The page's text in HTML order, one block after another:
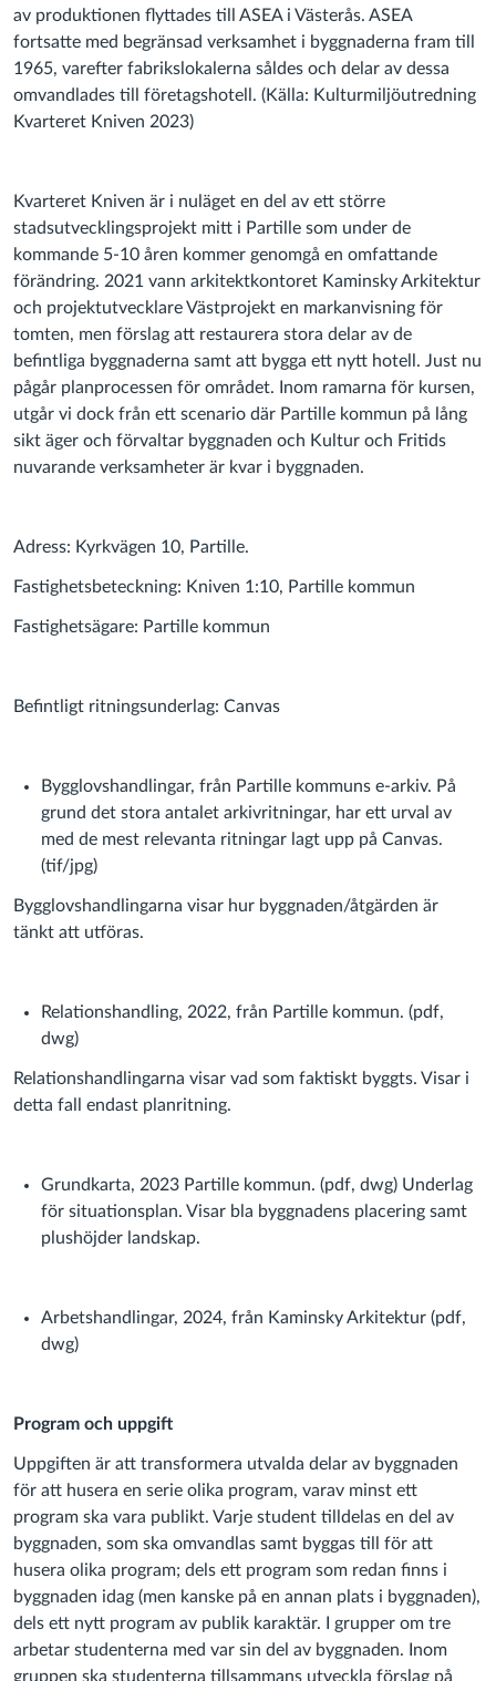
av produktionen flyttades till ASEA i Västerås. ASEA
fortsatte med begränsad verksamhet i byggnaderna fram till
1965, varefter fabrikslokalerna såldes och delar av dessa
omvandlades till företagshotell. (Källa: Kulturmiljöutredning
Kvarteret Kniven 2023)
Kvarteret Kniven är i nuläget en del av ett större
stadsutvecklingsprojekt mitt i Partille som under de
kommande 5-10 åren kommer genomgå en omfattande
förändring. 2021 vann arkitektkontoret Kaminsky Arkitektur
och projektutvecklare Västprojekt en markanvisning för
tomten, men förslag att restaurera stora delar av de
befintliga byggnaderna samt att bygga ett nytt hotell. Just nu
pågår planprocessen för området. Inom ramarna för kursen,
utgår vi dock från ett scenario där Partille kommun på lång
sikt äger och förvaltar byggnaden och Kultur och Fritids
nuvarande verksamheter är kvar i byggnaden.
Adress: Kyrkvägen 10, Partille.
Fastighetsbeteckning: Kniven 1:10, Partille kommun
Fastighetsägare: Partille kommun
Befintligt ritningsunderlag: Canvas
Bygglovshandlingar, från Partille kommuns e-arkiv. På
grund det stora antalet arkivritningar, har ett urval av
med de mest relevanta ritningar lagt upp på Canvas.
(tif/jpg)
Bygglovshandlingarna visar hur byggnaden/åtgärden är
tänkt att utföras.
Relationshandling, 2022, från Partille kommun. (pdf,
dwg)
Relationshandlingarna visar vad som faktiskt byggts. Visar i
detta fall endast planritning.
Grundkarta, 2023 Partille kommun. (pdf, dwg) Underlag
för situationsplan. Visar bla byggnadens placering samt
plushöjder landskap.
Arbetshandlingar, 2024, från Kaminsky Arkitektur (pdf,
dwg)
Program och uppgift
Uppgiften är att transformera utvalda delar av byggnaden
för att husera en serie olika program, varav minst ett
program ska vara publikt. Varje student tilldelas en del av
byggnaden, som ska omvandlas samt byggas till för att
husera olika program; dels ett program som redan finns i
byggnaden idag (men kanske på en annan plats i byggnaden),
dels ett nytt program av publik karaktär. I grupper om tre
arbetar studenterna med var sin del av byggnaden. Inom
gruppen ska studenterna tillsammans utveckla förslag på